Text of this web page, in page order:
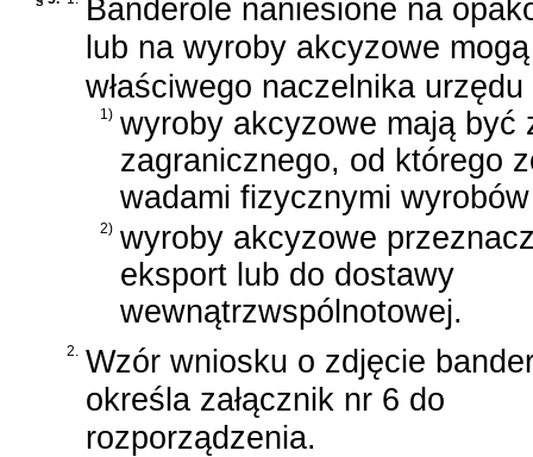
Banderole naniesione na
lub na wyroby akcyzowe
właściwego naczelnika
1) wyroby akcyzowe mają być
zagranicznego, od którego
wadami fizycznymi
2) wyroby akcyzowe
eksport lub do dostawy
wewnątrzwspólnotowej.
2. Wzór wniosku o zdjęcie
określa załącznik nr 6 do
rozporządzenia.